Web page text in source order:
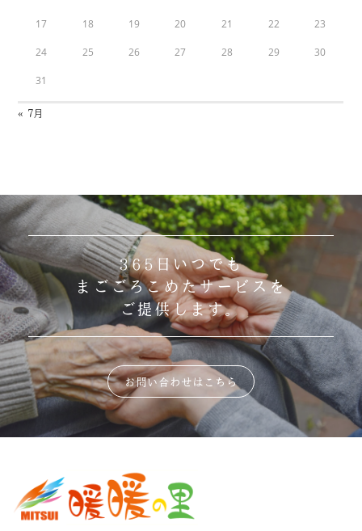
17 18 19 20 21 22 23
24 25 26 27 28 29 30
31
« 7月
365日いつでも
まごごろこめたサービスを
ご提供します。
お問い合わせはこちら